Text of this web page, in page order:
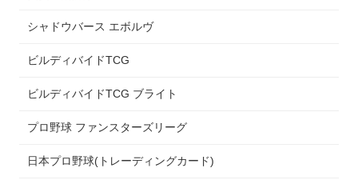
シャドウバース エボルヴ
ビルディバイドTCG
ビルディバイドTCG ブライト
プロ野球 ファンスターズリーグ
日本プロ野球(トレーディングカード)